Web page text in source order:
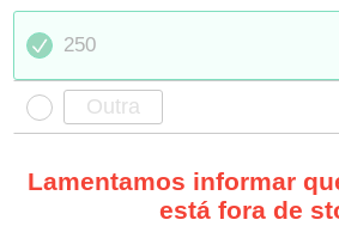
250
Lamentamos informar
está fora de